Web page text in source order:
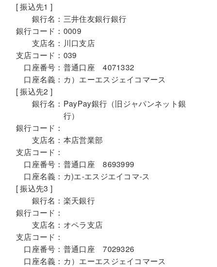
[ 振込先1 ]
銀行名： 三井住友銀行銀行
銀行コード： 0009
支店名： 川口支店
支店コード： 039
口座番号： 普通口座 4071332
口座名義： カ）エーエスジェイコマース
[ 振込先2 ]
銀行名： PayPay銀行（旧ジャパンネット銀
行）
銀行コード：
支店名： 本店営業部
支店コード：
口座番号： 普通口座 8693999
口座名義： カ)エ-エスジエイコマ-ス
[ 振込先3 ]
銀行名： 楽天銀行
銀行コード：
支店名： オペラ支店
支店コード：
口座番号： 普通口座 7029326
口座名義： カ）エーエスジェイコマース